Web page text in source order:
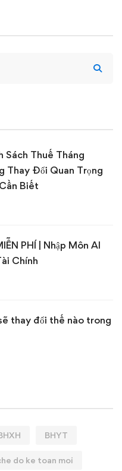
Sách Thuế Tháng
Thay Đổi Quan Trọng
Biết
PHÍ | Nhập Môn AI
Chính
thay đổi thế nào trong
BHYT
do ke toan moi